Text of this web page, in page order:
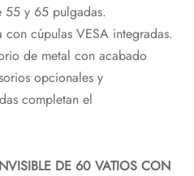
55 y 65 pulgadas.
cúpulas VESA integradas.
de metal con acabado
opcionales y
completan el
DE 60 VATIOS CON